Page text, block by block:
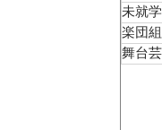
未就
楽団
舞台